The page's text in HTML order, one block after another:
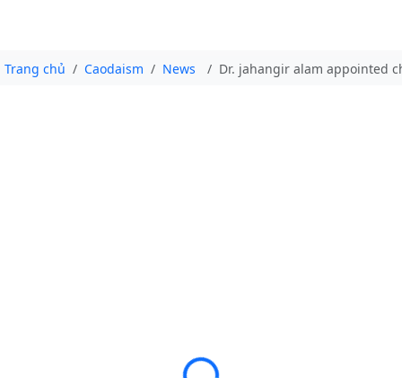
Trang chủ Caodaism News Dr. jahangir alam appointed